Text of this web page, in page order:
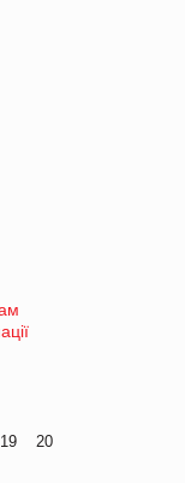
19 20